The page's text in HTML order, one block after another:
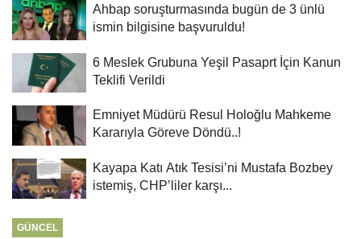
Ahbap soruşturmasında bugün de 3 ünlü
ismin bilgisine başvuruldu!
6 Meslek Grubuna Yeşil Pasaprt İçin Kanun
Teklifi Verildi
Emniyet Müdürü Resul Holoğlu Mahkeme
Kararıyla Göreve Döndü..!
Kayapa Katı Atık Tesisi’ni Mustafa Bozbey
istemiş, CHP’liler karşı...
GÜNCEL